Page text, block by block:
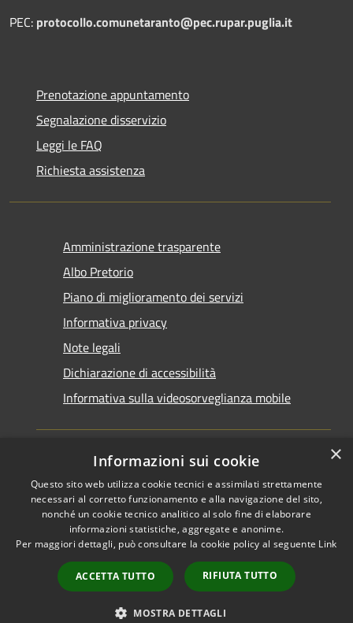
PEC: protocollo.comunetaranto@pec.rupar.puglia.it
Prenotazione appuntamento
Segnalazione disservizio
Leggi le FAQ
Richiesta assistenza
Amministrazione trasparente
Albo Pretorio
Piano di miglioramento dei servizi
Informativa privacy
Note legali
Dichiarazione di accessibilità
Informativa sulla videosorveglianza mobile
RSS
Accessibilità
Cookie
Mappa del sito
Area riservata del
Copyright © 2026 • Comune di
Taranto • Powered by
Municipium•Accesso
redazione
×
Informazioni sui cookie
Questo sito web utilizza cookie tecnici e assimilati strettamente
necessari al corretto funzionamento e alla navigazione del sito,
nonché un cookie tecnico analitico al solo fine di elaborare
informazioni statistiche, aggregate e anonime.
Per maggiori dettagli, può consultare la cookie policy al seguente Link
ACCETTA TUTTO RIFIUTA TUTTO
MOSTRA DETTAGLI